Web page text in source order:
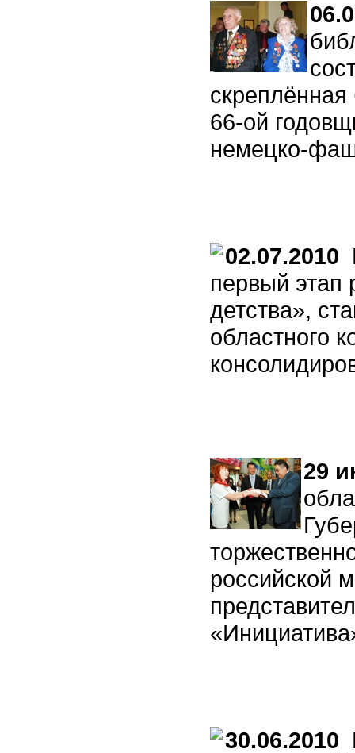
66-ой
немецко-
02.07.2010
первый этап
детства»,
областного
29
российской
30.06.2010